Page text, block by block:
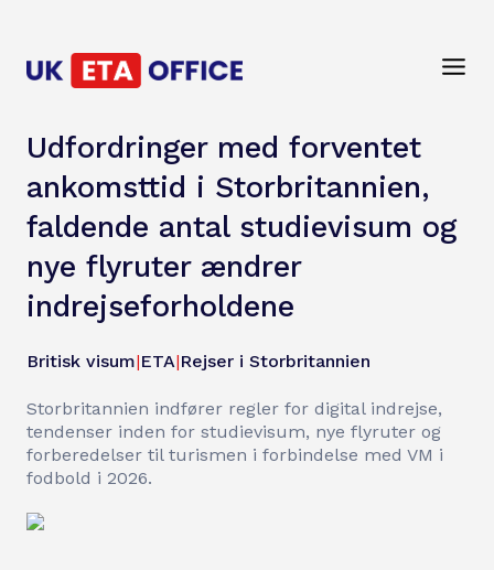
Udfordringer med forventet
ankomsttid i Storbritannien,
faldende antal studievisum og
nye flyruter ændrer
indrejseforholdene
Britisk visum|ETA|Rejser i Storbritannien
Storbritannien indfører regler for digital indrejse,
tendenser inden for studievisum, nye flyruter og
forberedelser til turismen i forbindelse med VM i
fodbold i 2026.